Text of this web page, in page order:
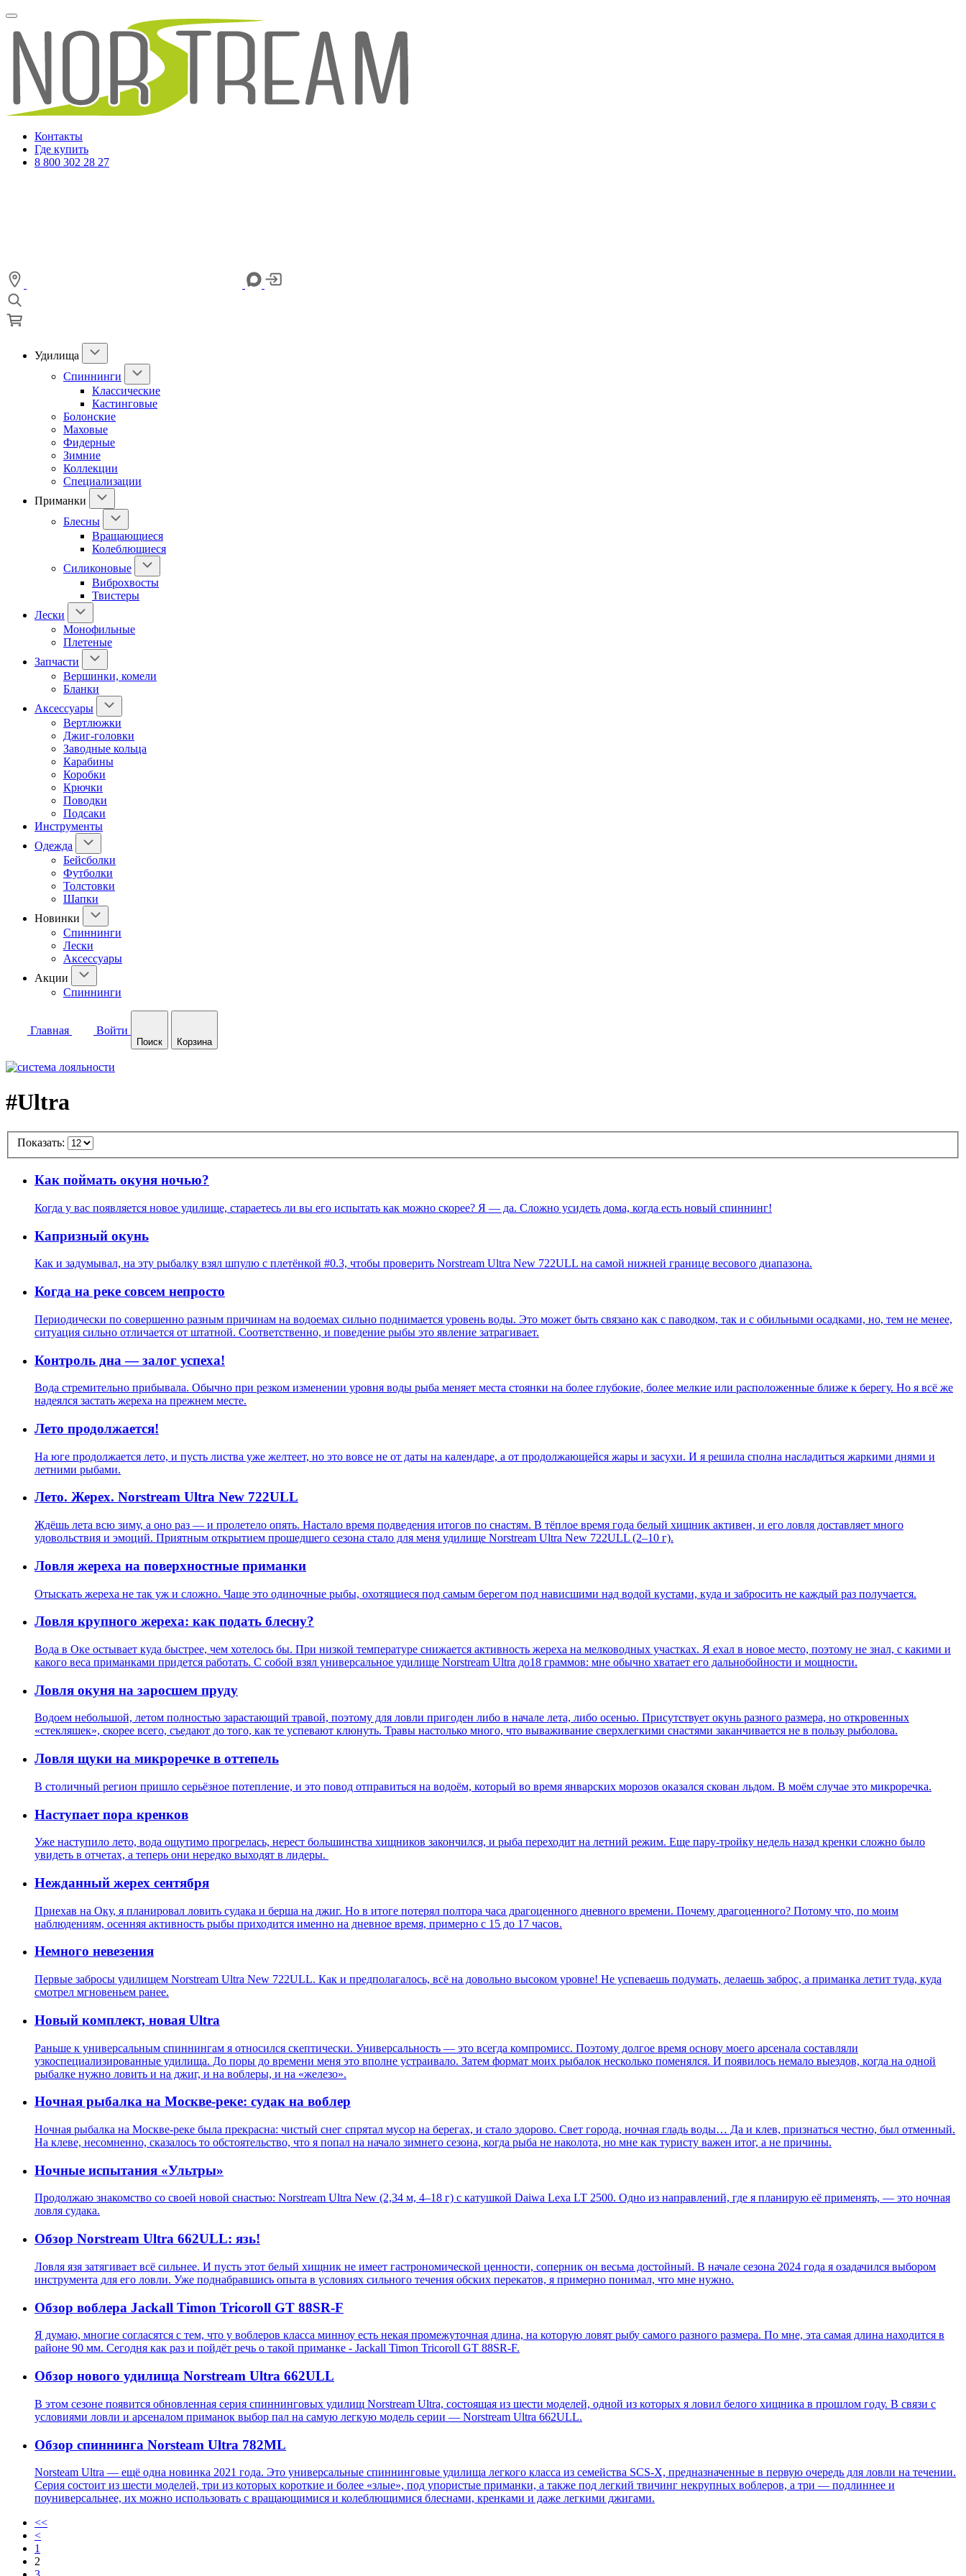
Контакты
Где купить
8 800 302 28 27
Удилища
Спиннинги
Классические
Кастинговые
Болонские
Маховые
Фидерные
Зимние
Коллекции
Специализации
Приманки
Блесны
Вращающиеся
Колеблющиеся
Силиконовые
Виброхвосты
Твистеры
Лески
Монофильные
Плетеные
Запчасти
Вершинки, комели
Бланки
Аксессуары
Вертлюжки
Джиг-головки
Заводные кольца
Карабины
Коробки
Крючки
Поводки
Подсаки
Инструменты
Одежда
Бейсболки
Футболки
Толстовки
Шапки
Новинки
Спиннинги
Лески
Аксессуары
Акции
Спиннинги
Главная Войти
Поиск Корзина
#Ultra
Показать:
Как поймать окуня ночью?
Когда у вас появляется новое удилище, стараетесь ли вы его испытать как можно скорее? Я — да. Сложно усидеть дома, когда есть новый спиннинг!
Капризный окунь
Как и задумывал, на эту рыбалку взял шпулю с плетёнкой #0.3, чтобы проверить Norstream Ultra New 722ULL на самой нижней границе весового диапазона.
Когда на реке совсем непросто
Периодически по совершенно разным причинам на водоемах сильно поднимается уровень воды. Это может быть связано как с паводком, так и с обильными осадками, но, тем не менее,
ситуация сильно отличается от штатной. Соответственно, и поведение рыбы это явление затрагивает.
Контроль дна — залог успеха!
Вода стремительно прибывала. Обычно при резком изменении уровня воды рыба меняет места стоянки на более глубокие, более мелкие или расположенные ближе к берегу. Но я всё же
надеялся застать жереха на прежнем месте.
Лето продолжается!
На юге продолжается лето, и пусть листва уже желтеет, но это вовсе не от даты на календаре, а от продолжающейся жары и засухи. И я решила сполна насладиться жаркими днями и
летними рыбами.
Лето. Жерех. Norstream Ultra New 722ULL
Ждёшь лета всю зиму, а оно раз — и пролетело опять. Настало время подведения итогов по снастям. В тёплое время года белый хищник активен, и его ловля доставляет много
удовольствия и эмоций. Приятным открытием прошедшего сезона стало для меня удилище Norstream Ultra New 722ULL (2–10 г).
Ловля жереха на поверхностные приманки
Отыскать жереха не так уж и сложно. Чаще это одиночные рыбы, охотящиеся под самым берегом под нависшими над водой кустами, куда и забросить не каждый раз получается.
Ловля крупного жереха: как подать блесну?
Вода в Оке остывает куда быстрее, чем хотелось бы. При низкой температуре снижается активность жереха на мелководных участках. Я ехал в новое место, поэтому не знал, с какими и
какого веса приманками придется работать. С собой взял универсальное удилище Norstream Ultra до18 граммов: мне обычно хватает его дальнобойности и мощности.
Ловля окуня на заросшем пруду
Водоем небольшой, летом полностью зарастающий травой, поэтому для ловли пригоден либо в начале лета, либо осенью. Присутствует окунь разного размера, но откровенных
«стекляшек», скорее всего, съедают до того, как те успевают клюнуть. Травы настолько много, что вываживание сверхлегкими снастями заканчивается не в пользу рыболова.
Ловля щуки на микроречке в оттепель
В столичный регион пришло серьёзное потепление, и это повод отправиться на водоём, который во время январских морозов оказался скован льдом. В моём случае это микроречка.
Наступает пора кренков
Уже наступило лето, вода ощутимо прогрелась, нерест большинства хищников закончился, и рыба переходит на летний режим. Еще пару-тройку недель назад кренки сложно было
увидеть в отчетах, а теперь они нередко выходят в лидеры.
Нежданный жерех сентября
Приехав на Оку, я планировал ловить судака и берша на джиг. Но в итоге потерял полтора часа драгоценного дневного времени. Почему драгоценного? Потому что, по моим
наблюдениям, осенняя активность рыбы приходится именно на дневное время, примерно с 15 до 17 часов.
Немного невезения
Первые забросы удилищем Norstream Ultra New 722ULL. Как и предполагалось, всё на довольно высоком уровне! Не успеваешь подумать, делаешь заброс, а приманка летит туда, куда
смотрел мгновеньем ранее.
Новый комплект, новая Ultra
Раньше к универсальным спиннингам я относился скептически. Универсальность — это всегда компромисс. Поэтому долгое время основу моего арсенала составляли
узкоспециализированные удилища. До поры до времени меня это вполне устраивало. Затем формат моих рыбалок несколько поменялся. И появилось немало выездов, когда на одной
рыбалке нужно ловить и на джиг, и на воблеры, и на «железо».
Ночная рыбалка на Москве-реке: судак на воблер
Ночная рыбалка на Москве-реке была прекрасна: чистый снег спрятал мусор на берегах, и стало здорово. Свет города, ночная гладь воды… Да и клев, признаться честно, был отменный.
На клеве, несомненно, сказалось то обстоятельство, что я попал на начало зимнего сезона, когда рыба не наколота, но мне как туристу важен итог, а не причины.
Ночные испытания «Ультры»
Продолжаю знакомство со своей новой снастью: Norstream Ultra New (2,34 м, 4–18 г) с катушкой Daiwa Lexa LT 2500. Одно из направлений, где я планирую её применять, — это ночная
ловля судака.
Обзор Norstream Ultra 662ULL: язь!
Ловля язя затягивает всё сильнее. И пусть этот белый хищник не имеет гастрономической ценности, соперник он весьма достойный. В начале сезона 2024 года я озадачился выбором
инструмента для его ловли. Уже поднабравшись опыта в условиях сильного течения обских перекатов, я примерно понимал, что мне нужно.
Обзор воблера Jackall Timon Tricoroll GT 88SR-F
Я думаю, многие согласятся с тем, что у воблеров класса минноу есть некая промежуточная длина, на которую ловят рыбу самого разного размера. По мне, эта самая длина находится в
районе 90 мм. Сегодня как раз и пойдёт речь о такой приманке - Jackall Timon Tricoroll GT 88SR-F.
Обзор нового удилища Norstream Ultra 662ULL
В этом сезоне появится обновленная серия спиннинговых удилищ Norstream Ultra, состоящая из шести моделей, одной из которых я ловил белого хищника в прошлом году. В связи с
условиями ловли и арсеналом приманок выбор пал на самую легкую модель серии — Norstream Ultra 662ULL.
Обзор спиннинга Norsteam Ultra 782ML
Norsteam Ultra — ещё одна новинка 2021 года. Это универсальные спиннинговые удилища легкого класса из семейства SCS-X, предназначенные в первую очередь для ловли на течении.
Серия состоит из шести моделей, три из которых короткие и более «злые», под упористые приманки, а также под легкий твичинг некрупных воблеров, а три — подлиннее и
поуниверсальнее, их можно использовать с вращающимися и колеблющимися блеснами, кренками и даже легкими джигами.
<<
<
1
2